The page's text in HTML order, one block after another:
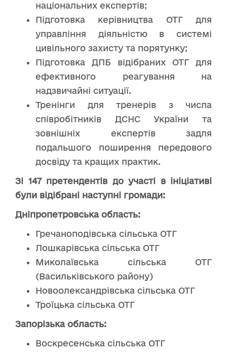
національних експертів;
Підготовка керівництва ОТГ для
управління діяльністю в системі
цивільного захисту та порятунку;
Підготовка ДПБ відібраних ОТГ для
ефективного реагування на
надзвичайні ситуації.
Тренінги для тренерів з числа
співробітників ДСНС України та
зовнішніх експертів задля
подальшого поширення передового
досвіду та кращих практик.
Зі 147 претендентів до участі в ініціативі
були відібрані наступні громади:
Дніпропетровська область:
Гречаноподівська сільська ОТГ
Лошкарівська сільська ОТГ
Миколаївська сільська ОТГ
(Васильківського району)
Новоолександрівська сільська ОТГ
Троїцька сільська ОТГ
Запорізька область:
Воскресенська сільська ОТГ